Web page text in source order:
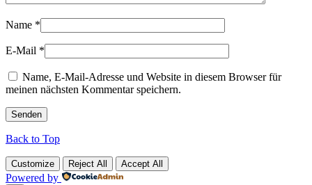
Name *
E-Mail *
Name, E-Mail-Adresse und Website in diesem Browser für
meinen nächsten Kommentar speichern.
Back to Top
Customize Reject All Accept All
Powered by